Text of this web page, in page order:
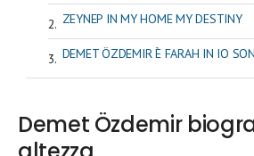
ZEYNEP IN MY HOME MY DESTINY
DEMET ÖZDEMIR È FARAH IN IO
Demet Özdemir